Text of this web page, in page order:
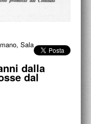
Sala
dalla
dal